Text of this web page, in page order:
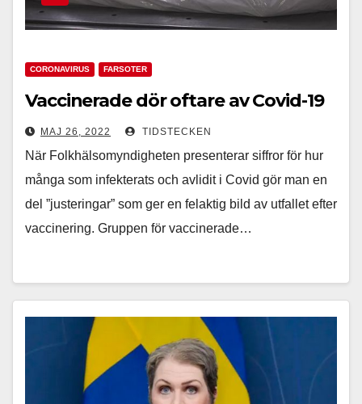
CORONAVIRUS FARSOTER
Vaccinerade dör oftare av Covid-19
MAJ 26, 2022 TIDSTECKEN
När Folkhälsomyndigheten presenterar siffror för hur
många som infekterats och avlidit i Covid gör man en
del ”justeringar” som ger en felaktig bild av utfallet efter
vaccinering. Gruppen för vaccinerade…